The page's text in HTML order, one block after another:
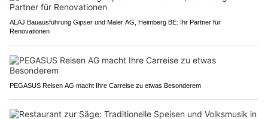
ALAJ Bauausführung Gipser und Maler AG, Heimberg BE: Ihr Partner für
Renovationen
PEGASUS Reisen AG macht Ihre Carreise zu etwas Besonderem